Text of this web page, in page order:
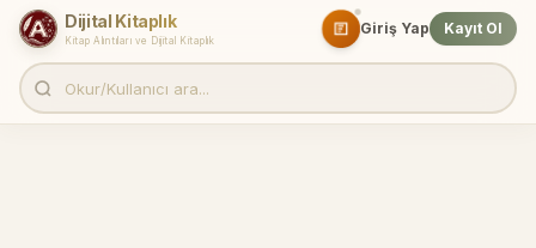
Dijital Kitaplık
Kitap Alıntıları ve Dijital Kitaplık
Giriş Yap Kayıt Ol